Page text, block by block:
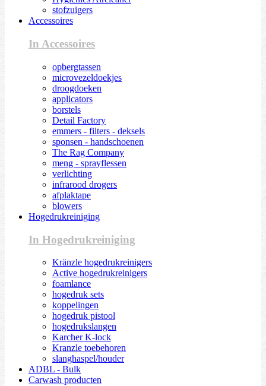
stofzuigers
Accessoires
In Accessoires
opbergtassen
microvezeldoekjes
droogdoeken
applicators
borstels
Detail Factory
emmers - filters - deksels
sponsen - handschoenen
The Rag Company
meng - sprayflessen
verlichting
infrarood drogers
afplaktape
blowers
Hogedrukreiniging
In Hogedrukreiniging
Kränzle hogedrukreinigers
Active hogedrukreinigers
foamlance
hogedruk sets
koppelingen
hogedruk pistool
hogedrukslangen
Karcher K-lock
Kranzle toebehoren
slanghaspel/houder
ADBL - Bulk
Carwash producten